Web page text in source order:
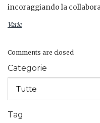
incoraggiando la
Varie
Comments are closed
Categorie
Tag